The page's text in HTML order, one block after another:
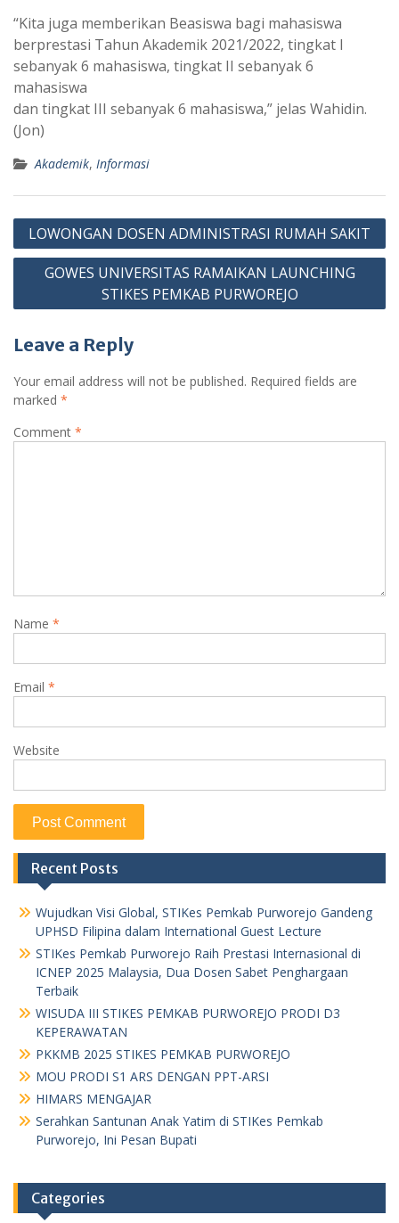
“Kita juga memberikan Beasiswa bagi mahasiswa
berprestasi Tahun Akademik 2021/2022, tingkat I
sebanyak 6 mahasiswa, tingkat II sebanyak 6
mahasiswa
dan tingkat III sebanyak 6 mahasiswa,” jelas Wahidin.
(Jon)
Akademik, Informasi
Post
navigation
LOWONGAN DOSEN ADMINISTRASI RUMAH SAKIT
GOWES UNIVERSITAS RAMAIKAN LAUNCHING
STIKES PEMKAB PURWOREJO
Leave a Reply
Your email address will not be published. Required fields are
marked *
Comment *
Name *
Email *
Website
Recent Posts
Wujudkan Visi Global, STIKes Pemkab Purworejo Gandeng
UPHSD Filipina dalam International Guest Lecture
STIKes Pemkab Purworejo Raih Prestasi Internasional di
ICNEP 2025 Malaysia, Dua Dosen Sabet Penghargaan
Terbaik
WISUDA III STIKES PEMKAB PURWOREJO PRODI D3
KEPERAWATAN
PKKMB 2025 STIKES PEMKAB PURWOREJO
MOU PRODI S1 ARS DENGAN PPT-ARSI
HIMARS MENGAJAR
Serahkan Santunan Anak Yatim di STIKes Pemkab
Purworejo, Ini Pesan Bupati
Categories